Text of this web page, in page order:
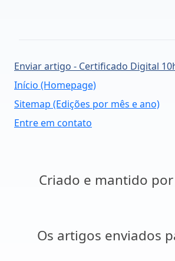
Enviar artigo - Certificado Digital
Início (Homepage)
Sitemap (Edições por mês e ano)
Entre em contato
Criado e mantido por
Os artigos enviados